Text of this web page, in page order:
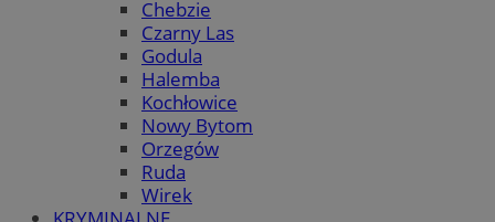
Chebzie
Czarny Las
Godula
Halemba
Kochłowice
Nowy Bytom
Orzegów
Ruda
Wirek